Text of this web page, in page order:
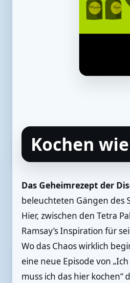
Kochen
Das Geheimrezept der
beleuchteten Gängen des
Hier, zwischen den Tetra
Ramsay’s Inspiration für
Wo das Chaos wirklich
eine neue Episode von
muss ich das hier